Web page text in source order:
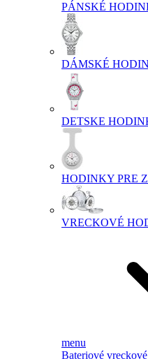
PÁNSKÉ
DÁMSKÉ
DETSKE
HODINKY PRE
VRECKOVÉ
menu
Bateriové